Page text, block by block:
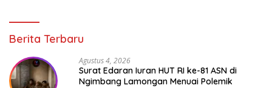
Berita Terbaru
Agustus 4, 2026
Surat Edaran Iuran HUT RI ke-81 ASN di
Ngimbang Lamongan Menuai Polemik